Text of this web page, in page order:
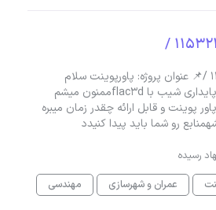
🔢 کد پروژه: 115324 /📌 عنوان پروژه: پاورپوینت سلام
وقت بخیر /تحلیل پایداری شیب با flac3dممنون میشم
پوینت و قابل ارائه چقدر زمان میبره
رو شما باید پیدا کنیدد
عمران و شهرسازی مهندسی